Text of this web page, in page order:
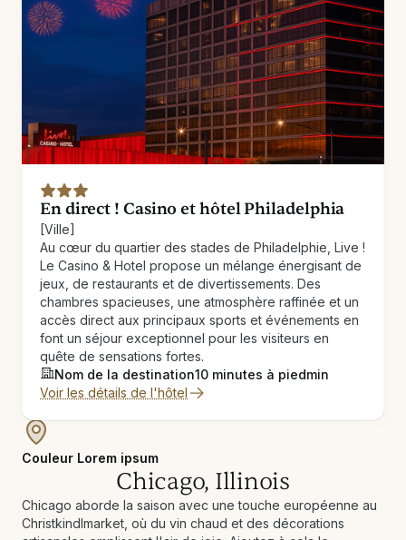
En direct ! Casino et hôtel Philadelphia
[Ville]
Au cœur du quartier des stades de Philadelphie, Live !
Le Casino & Hotel propose un mélange énergisant de
jeux, de restaurants et de divertissements. Des
chambres spacieuses, une atmosphère raffinée et un
accès direct aux principaux sports et événements en
font un séjour exceptionnel pour les visiteurs en
quête de sensations fortes.
Nom de la destination10 minutes à piedmin
Voir les détails de l'hôtel
Couleur Lorem ipsum
Chicago, Illinois
Chicago aborde la saison avec une touche européenne au
Christkindlmarket, où du vin chaud et des décorations